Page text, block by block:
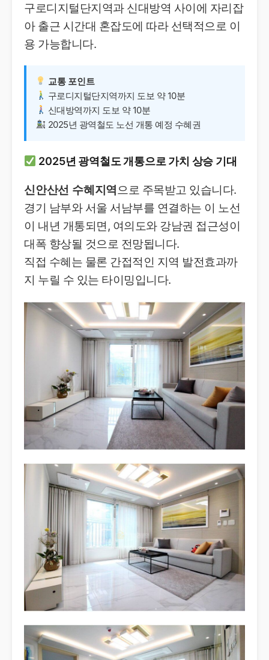
구로디지털단지역과 신대방역 사이에 자리잡
아 출근 시간대 혼잡도에 따라 선택적으로 이
용 가능합니다.
교통 포인트
구로디지털단지역까지 도보 약 10분
신대방역까지 도보 약 10분
2025년 광역철도 노선 개통 예정 수혜권
2025년 광역철도 개통으로 가치 상승 기대
신안산선 수혜지역 으로 주목받고 있습니다.
경기 남부와 서울 서남부를 연결하는 이 노선
이 내년 개통되면, 여의도와 강남권 접근성이
대폭 향상될 것으로 전망됩니다.
직접 수혜는 물론 간접적인 지역 발전효과까
지 누릴 수 있는 타이밍입니다.